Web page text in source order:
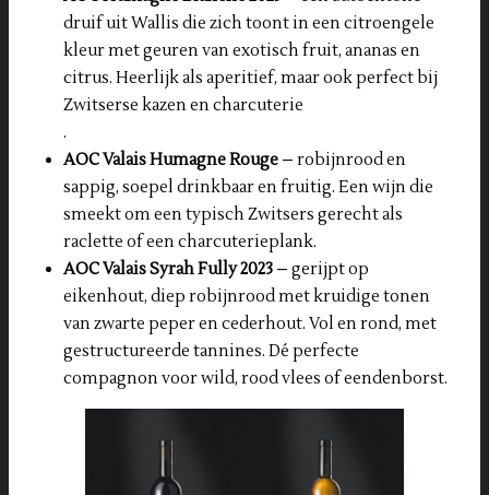
druif uit Wallis die zich toont in een citroengele
kleur met geuren van exotisch fruit, ananas en
citrus. Heerlijk als aperitief, maar ook perfect bij
Zwitserse kazen en charcuterie
.
AOC Valais Humagne Rouge – robijnrood en
sappig, soepel drinkbaar en fruitig. Een wijn die
smeekt om een typisch Zwitsers gerecht als
raclette of een charcuterieplank.
AOC Valais Syrah Fully 2023 – gerijpt op
eikenhout, diep robijnrood met kruidige tonen
van zwarte peper en cederhout. Vol en rond, met
gestructureerde tannines. Dé perfecte
compagnon voor wild, rood vlees of eendenborst.